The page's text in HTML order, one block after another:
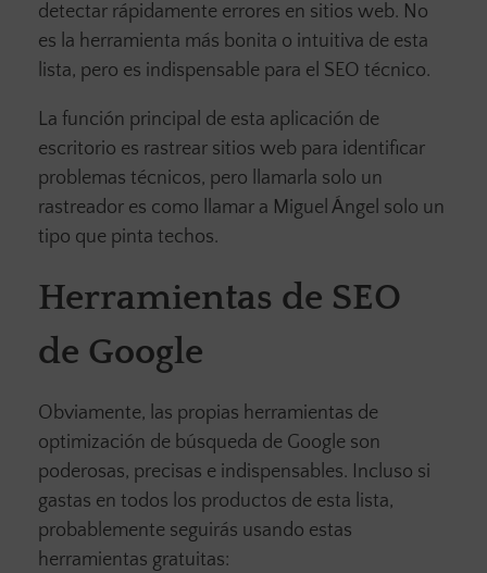
detectar rápidamente errores en sitios web. No
es la herramienta más bonita o intuitiva de esta
lista, pero es indispensable para el SEO técnico.
La función principal de esta aplicación de
escritorio es rastrear sitios web para identificar
problemas técnicos, pero llamarla solo un
rastreador es como llamar a Miguel Ángel solo un
tipo que pinta techos.
Herramientas de SEO
de Google
Obviamente, las propias herramientas de
optimización de búsqueda de Google son
poderosas, precisas e indispensables. Incluso si
gastas en todos los productos de esta lista,
probablemente seguirás usando estas
herramientas gratuitas: